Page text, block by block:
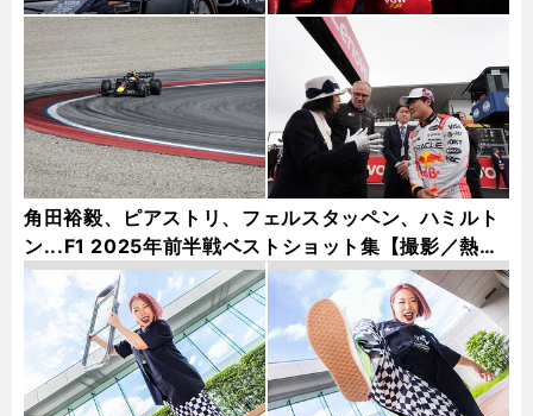
角田裕毅、ピアストリ、フェルスタッペン、ハミルト
ン...F1 2025年前半戦ベストショット集【撮影／熱田
護＆桜井淳雄】